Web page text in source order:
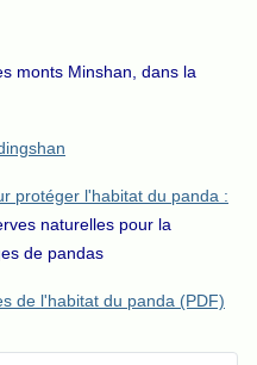
monts Minshan, dans la
protéger l'habitat du panda :
naturelles pour la
de pandas
de l'habitat du panda (PDF)